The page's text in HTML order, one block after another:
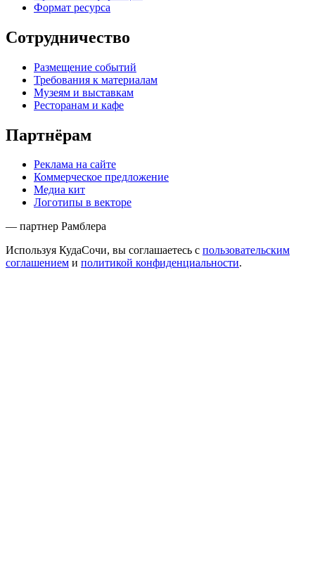
Формат ресурса
Сотрудничество
Размещение событий
Требования к материалам
Музеям и выставкам
Ресторанам и кафе
Партнёрам
Реклама на сайте
Коммерческое предложение
Медиа кит
Логотипы в векторе
— партнер Рамблера
Используя КудаСочи, вы соглашаетесь с пользовательским
соглашением и политикой конфиденциальности.